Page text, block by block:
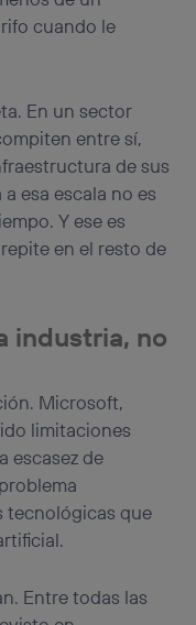
cuando le
En un sector
entre sí,
de sus
esa escala no es
Y ese es
en el resto de
industria, no
Microsoft,
limitaciones
escasez de
tecnológicas que
Entre todas las